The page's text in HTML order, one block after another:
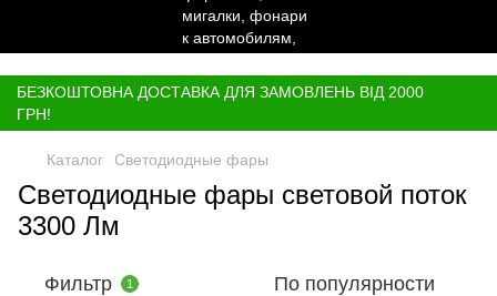
БЕЗКОШТОВНА ДОСТАВКА ДЛЯ ЗАМОВЛЕНЬ ВІД 2000
ГРН!
Каталог Светодиодные фары
Светодиодные фары световой поток
3300 Лм
Фильтр 1 По популярности